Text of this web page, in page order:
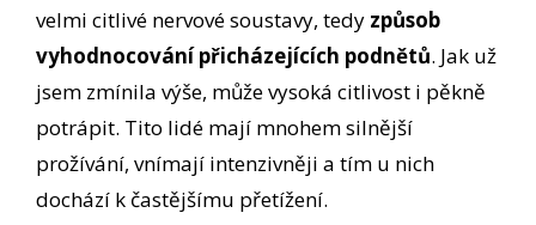
velmi citlivé nervové soustavy, tedy způsob
vyhodnocování přicházejících podnětů. Jak už
jsem zmínila výše, může vysoká citlivost i pěkně
potrápit. Tito lidé mají mnohem silnější
prožívání, vnímají intenzivněji a tím u nich
dochází k častějšímu přetížení.